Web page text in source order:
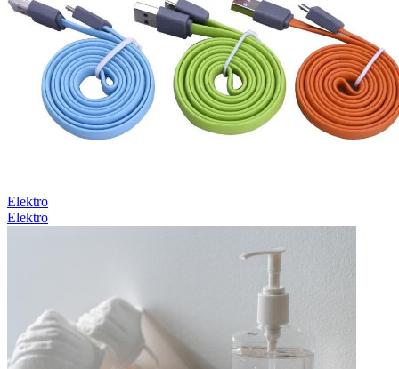
Elektro
Elektro